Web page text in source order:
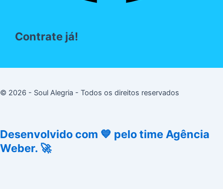
Contrate já!
© 2026 - Soul Alegria - Todos os direitos reservados
Desenvolvido com 💙 pelo time Agência
Weber. 🚀